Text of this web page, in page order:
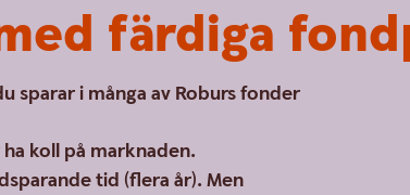
färdiga
sparar i många av Roburs fonder
koll på marknaden.
tid (flera år). Men